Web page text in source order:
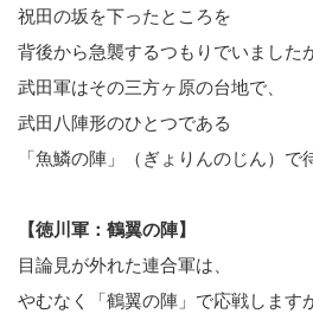
祝田の坂を下ったところを
背後から急襲するつもりでいました
武田軍はその三方ヶ原の台地で、
武田八陣形のひとつである
「魚鱗の陣」（ぎょりんのじん）で
【徳川軍：鶴翼の陣】
目論見が外れた連合軍は、
やむなく「鶴翼の陣」で応戦します